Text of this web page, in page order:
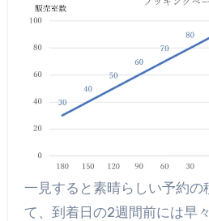
一見すると素晴らしい予約の
て、到着日の2週間前には早